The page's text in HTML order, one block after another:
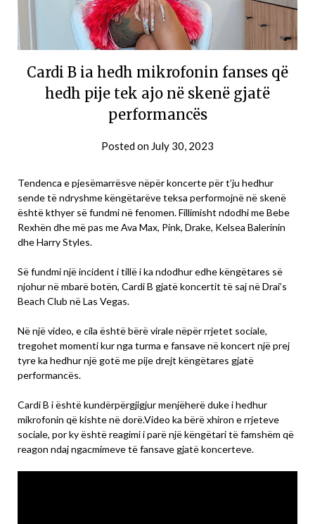
Cardi B ia hedh mikrofonin fanses që
hedh pije tek ajo në skenë gjatë
performancës
Posted on July 30, 2023
Tendenca e pjesëmarrësve nëpër koncerte për t’ju hedhur
sende të ndryshme këngëtarëve teksa performojnë në skenë
është kthyer së fundmi në fenomen. Fillimisht ndodhi me Bebe
Rexhën dhe më pas me Ava Max, Pink, Drake, Kelsea Balerinin
dhe Harry Styles.
Së fundmi një incident i tillë i ka ndodhur edhe këngëtares së
njohur në mbarë botën, Cardi B gjatë koncertit të saj në Drai’s
Beach Club në Las Vegas.
Në një video, e cila është bërë virale nëpër rrjetet sociale,
tregohet momenti kur nga turma e fansave në koncert një prej
tyre ka hedhur një gotë me pije drejt këngëtares gjatë
performancës.
Cardi B i është kundërpërgjigjur menjëherë duke i hedhur
mikrofonin që kishte në dorë.Video ka bërë xhiron e rrjeteve
sociale, por ky është reagimi i parë një këngëtari të famshëm që
reagon ndaj ngacmimeve të fansave gjatë koncerteve.